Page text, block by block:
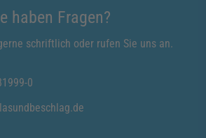
haben Fragen?
schriftlich oder rufen Sie uns an.
0